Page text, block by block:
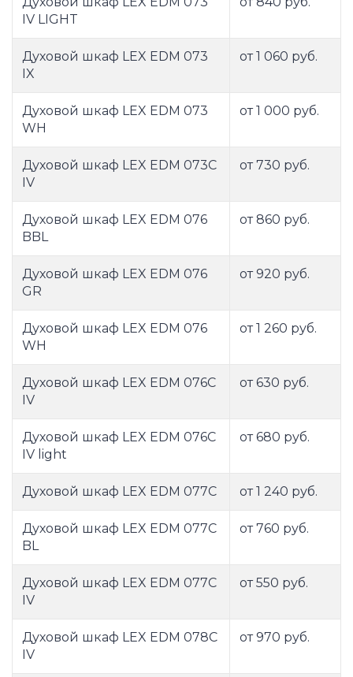
IV LIGHT
Духовой шкаф LEX EDM 073
IX
от 1 060 руб.
Духовой шкаф LEX EDM 073
WH
от 1 000 руб.
Духовой шкаф LEX EDM 073C
IV
от 730 руб.
Духовой шкаф LEX EDM 076
BBL
от 860 руб.
Духовой шкаф LEX EDM 076
GR
от 920 руб.
Духовой шкаф LEX EDM 076
WH
от 1 260 руб.
Духовой шкаф LEX EDM 076C
IV
от 630 руб.
Духовой шкаф LEX EDM 076C
IV light
от 680 руб.
Духовой шкаф LEX EDM 077C от 1 240 руб.
Духовой шкаф LEX EDM 077C
BL
от 760 руб.
Духовой шкаф LEX EDM 077C
IV
от 550 руб.
Духовой шкаф LEX EDM 078C
IV
от 970 руб.